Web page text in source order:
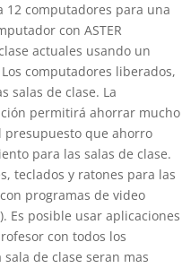
12 computadores para una
con ASTER
actuales usando un
computadores liberados,
salas de clase. La
permitirá ahorrar mucho
presupuesto que ahorro
para las salas de clase.
teclados y ratones para las
programas de video
Es posible usar aplicaciones
con todos los
de clase seran mas